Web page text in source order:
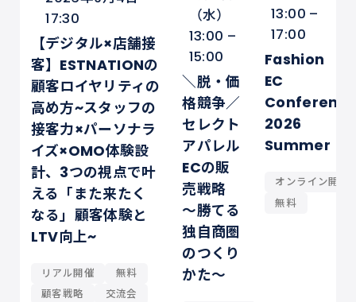
17:30
【デジタル×店舗接
客】ESTNATIONの
顧客ロイヤリティの
高め方~スタッフの
接客力×パーソナラ
イズ×OMO体験設
計、3つの視点で叶
える「また来たく
なる」顧客体験と
LTV向上~
リアル開催
無料
顧客戦略
交流会
（水）
13:00 –
15:00
＼脱・価
格競争／
セレクト
アパレル
ECの販
売戦略
～勝てる
独自商圏
のつくり
かた～
13:00 –
17:00
Fashion
EC
2026
Summer
オンライン開催
無料